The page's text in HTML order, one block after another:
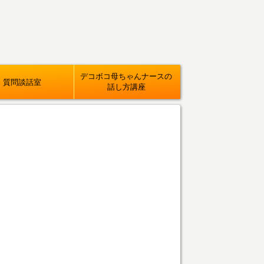
質問談話室
デコボコ母ちゃんナースの
話し方講座